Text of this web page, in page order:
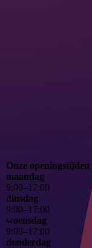
Onze openingstijden
maandag
9:00–17:00
dinsdag
9:00–17:00
woensdag
9:00–17:00
donderdag